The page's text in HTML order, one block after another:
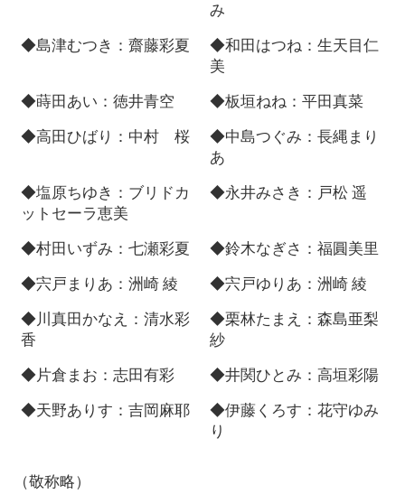
み
◆島津むつき：齋藤彩夏
◆和田はつね：生天目仁
美
◆蒔田あい：徳井青空
◆板垣ねね：平田真菜
◆高田ひばり：中村 桜
◆中島つぐみ：長縄まり
あ
◆塩原ちゆき：ブリドカ
ットセーラ恵美
◆永井みさき：戸松 遥
◆村田いずみ：七瀬彩夏
◆鈴木なぎさ：福圓美里
◆宍戸まりあ：洲崎 綾
◆宍戸ゆりあ：洲崎 綾
◆川真田かなえ：清水彩
香
◆栗林たまえ：森島亜梨
紗
◆片倉まお：志田有彩
◆井関ひとみ：高垣彩陽
◆天野ありす：吉岡麻耶
◆伊藤くろす：花守ゆみ
り
（敬称略）